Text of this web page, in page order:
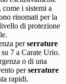
i sistemi a
rinomati per la
di protezione
perserrature
7 a Carate Urio.
o di una
perserrature
rapidi.